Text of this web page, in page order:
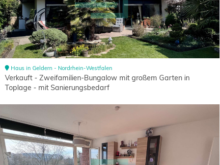
Haus in Geldern - Nordrhein-Westfalen
Verkauft - Zweifamilien-Bungalow mit großem Garten in
Toplage - mit Sanierungsbedarf